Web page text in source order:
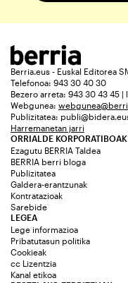
Berria.eus - Euskal Editorea
Telefonoa: 943 30 40 30
Bezero arreta: 943 30 43 45 |
Webgunea:
Publizitatea:
Harremanetan jarri
ORRIALDE KORPORATIBOAK
Ezagutu BERRIA Taldea
BERRIA berri bloga
Publizitatea
Galdera-erantzunak
Kontratazioak
Sarebide
LEGEA
Lege informazioa
Pribatutasun politika
Cookieak
cc Lizentzia
Kanal etikoa